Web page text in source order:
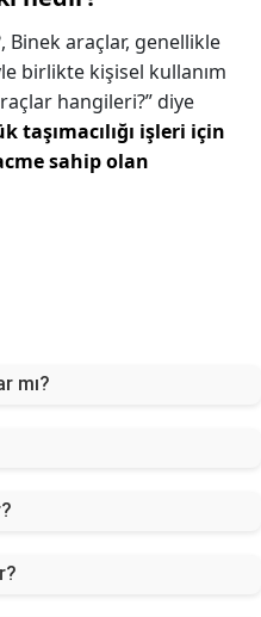
Binek araçlar, genellikle
birlikte kişisel kullanım
hangileri?” diye
taşımacılığı işleri için
sahip olan
mı?